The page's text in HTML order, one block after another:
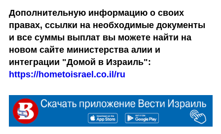
Дополнительную информацию о своих
правах, ссылки на необходимые документы
и все суммы выплат вы можете найти на
новом сайте министерства алии и
https://hometoisrael.co.il/ru